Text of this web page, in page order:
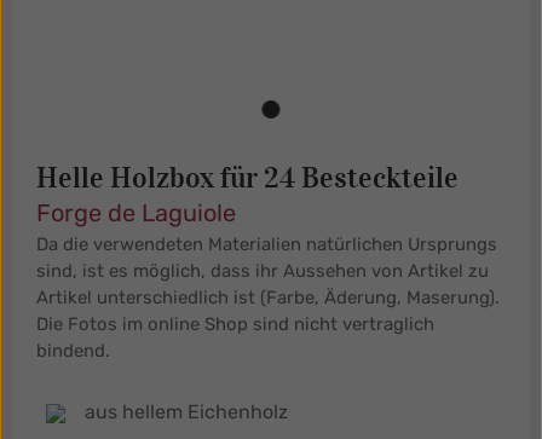
Helle Holzbox für 24 Besteckteile
Forge de Laguiole
Da die verwendeten Materialien natürlichen Ursprungs
sind, ist es möglich, dass ihr Aussehen von Artikel zu
Artikel unterschiedlich ist (Farbe, Äderung, Maserung).
Die Fotos im online Shop sind nicht vertraglich
bindend.
aus hellem Eichenholz